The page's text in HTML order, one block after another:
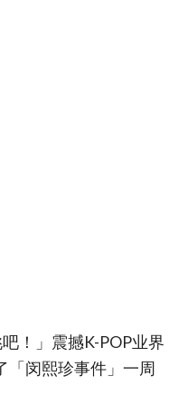
！」震撼K-POP业界
「闵熙珍事件」一周